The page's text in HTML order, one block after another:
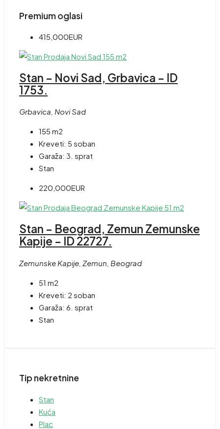
Premium oglasi
415,000EUR
Stan – Novi Sad, Grbavica – ID
1753.
Grbavica, Novi Sad
155 m2
Kreveti: 5 soban
Garaža: 3. sprat
Stan
220,000EUR
Stan – Beograd, Zemun Zemunske
Kapije – ID 22727.
Zemunske Kapije, Zemun, Beograd
51 m2
Kreveti: 2 soban
Garaža: 6. sprat
Stan
Tip nekretnine
Stan
Kuća
Plac